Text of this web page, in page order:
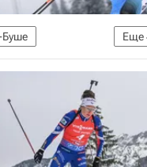
Еще
(IBU)